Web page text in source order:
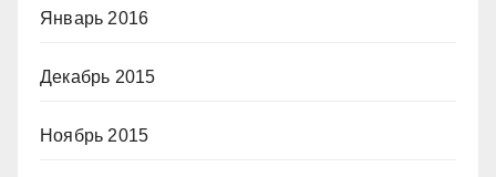
Январь 2016
Декабрь 2015
Ноябрь 2015